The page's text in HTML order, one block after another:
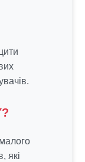
які